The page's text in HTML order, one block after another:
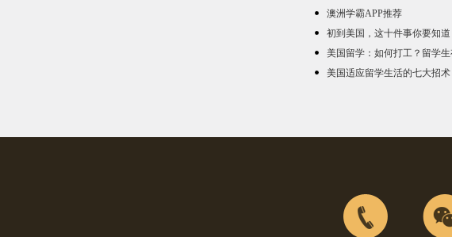
澳洲学霸APP推荐
初到美国，这十件事你要知道
美国留学：如何打工？留学
美国适应留学生活的七大招术